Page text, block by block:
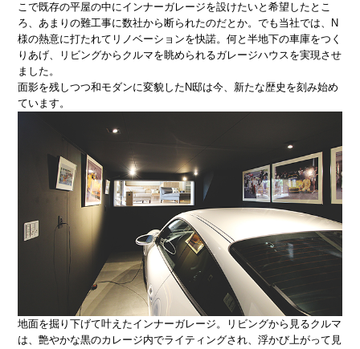
こで既存の平屋の中にインナーガレージを設けたいと希望したとこ
ろ、あまりの難工事に数社から断られたのだとか。でも当社では、N
様の熱意に打たれてリノベーションを快諾。何と半地下の車庫をつく
りあげ、リビングからクルマを眺められるガレージハウスを実現させ
ました。
面影を残しつつ和モダンに変貌したN邸は今、新たな歴史を刻み始め
ています。
地面を掘り下げて叶えたインナーガレージ。リビングから見るクルマ
は、艶やかな黒のカレージ内でライティングされ、浮かび上がって見